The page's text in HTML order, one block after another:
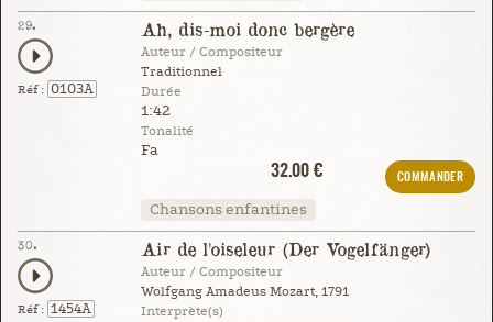
29.
Réf : 0103A
Ah, dis-moi donc bergère
Auteur / Compositeur
Traditionnel
Durée
1:42
Tonalité
Fa
32.00 €
COMMANDER
Chansons enfantines
30.
Réf : 1454A
Air de l'oiseleur (Der Vogelfänger)
Auteur / Compositeur
Wolfgang Amadeus Mozart, 1791
Interprète(s)